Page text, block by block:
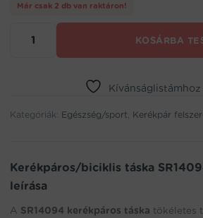
Már csak 2 db van raktáron!
táska
KOSÁRBA
Kívánságlistámhoz
Kategóriák: Egészség/sport, Kerékpár
Kerékpáros/biciklis táska
leírása
A SR14094 kerékpáros táska tökéletes